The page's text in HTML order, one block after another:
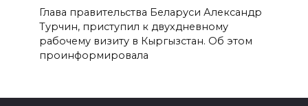
Глава правительства Беларуси Александр
Турчин, приступил к двухдневному
рабочему визиту в Кыргызстан. Об этом
проинформировала